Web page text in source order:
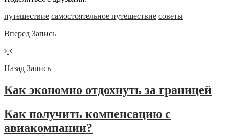
путешествие самостоятельное путешествие советы
Вперед Запись
Назад Запись
Как экономно отдохнуть за границей
Как получить компенсацию с
авиакомпании?